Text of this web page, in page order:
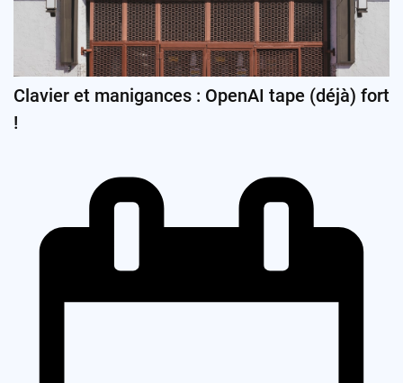
Clavier et manigances : OpenAI tape (déjà) fort
!